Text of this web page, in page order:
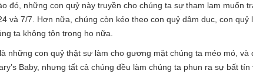
đó, những con quỷ này truyền cho chúng ta sự tham lam muốn
và 7/7. Hơn nữa, chúng còn kéo theo con quỷ dâm dục, con
ta không tôn trọng họ nữa.
những con quỷ thật sự làm cho gương mặt chúng ta méo mó,
Baby, nhưng tất cả chúng đều làm chúng ta phun ra sự bất